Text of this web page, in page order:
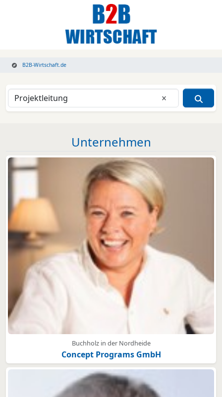
B2B-Wirtschaft.de
Eingabe
Unternehmen
Buchholz in der Nordheide
Concept Programs GmbH